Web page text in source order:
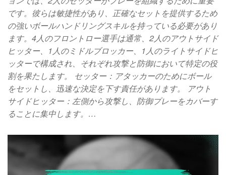
です。彼らは敏捷性があり、正確なセットを提供するため
の強いボールハンドリングスキルを持っている必要があり
ます。4人のフロントロー選手は通常、2人のアウトサイド
ヒッター、1人のミドルブロッカー、1人のライトサイドヒ
ッターで構成され、それぞれ攻撃と防御において特定の役
割を果たします。 セッター：アタッカーのためにボール
をセットし、迅速な決定を下す責任があります。 アウト
サイドヒッター：左側から攻撃し、防御プレーをカバーす
ることに集中します。…